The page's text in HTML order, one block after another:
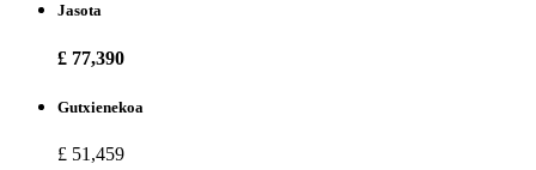
Jasota
£ 77,390
Gutxienekoa
£ 51,459